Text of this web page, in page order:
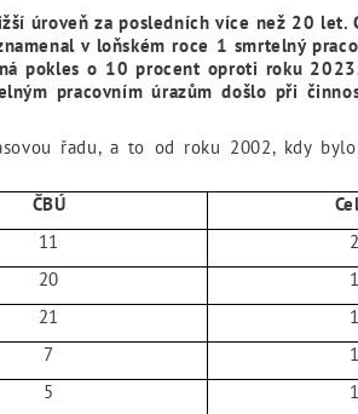
úroveň za posledních více než 20 let.
v loňském roce 1 smrtelný
pokles o 10 procent oproti roku
pracovním úrazům došlo při
řadu, a to od roku 2002, kdy
ČBÚ
11
20
21
7
5